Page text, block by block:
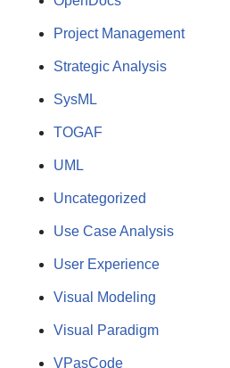
Project Management
Strategic Analysis
SysML
TOGAF
UML
Uncategorized
Use Case Analysis
User Experience
Visual Modeling
Visual Paradigm
VPasCode